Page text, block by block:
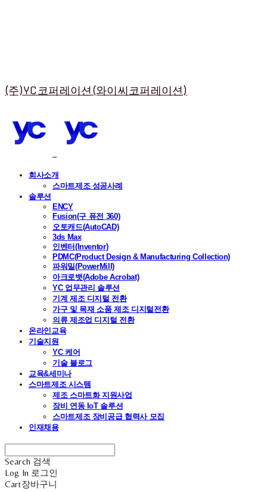
(주)YC코퍼레이션(와이씨코퍼레이션)
회사소개
스마트제조 성공사례
솔루션
ENCY
Fusion(구 퓨전 360)
오토캐드(AutoCAD)
3ds Max
인벤터(Inventor)
PDMC(Product Design & Manufacturing Collection)
파워밀(PowerMill)
아크로뱃(Adobe Acrobat)
YC 업무관리 솔루션
기계 제조 디지털 전환
가구 및 목재 소품 제조 디지털전환
의류 제조업 디지털 전환
온라인교육
기술지원
YC 케어
기술 블로그
교육&세미나
스마트제조 시스템
제조 스마트화 지원사업
장비 연동 IoT 솔루션
스마트제조 장비공급 협력사 모집
인재채용
Search 검색
Log In 로그인
Cart장바구니